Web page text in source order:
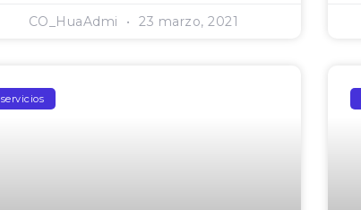
CO_HuaAdmi 23 marzo, 2021
servicios